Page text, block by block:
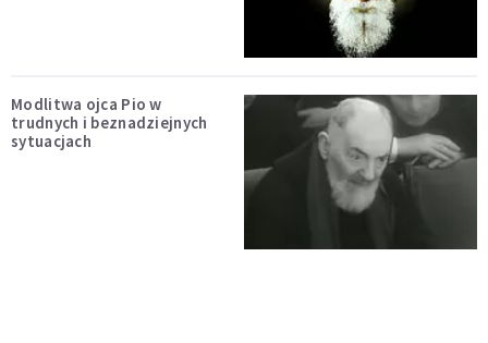
Modlitwa ojca Pio w
trudnych i beznadziejnych
sytuacjach